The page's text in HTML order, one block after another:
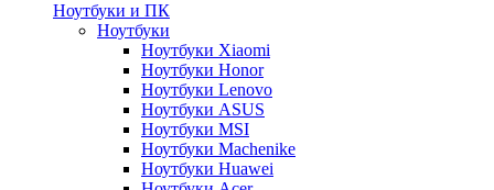
Ноутбуки и ПК
Ноутбуки
Ноутбуки Xiaomi
Ноутбуки Honor
Ноутбуки Lenovo
Ноутбуки ASUS
Ноутбуки MSI
Ноутбуки Machenike
Ноутбуки Huawei